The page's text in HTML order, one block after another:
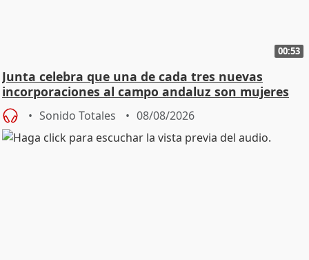
00:53
Junta celebra que una de cada tres nuevas
incorporaciones al campo andaluz son mujeres
jóvenes
Sonido Totales 08/08/2026